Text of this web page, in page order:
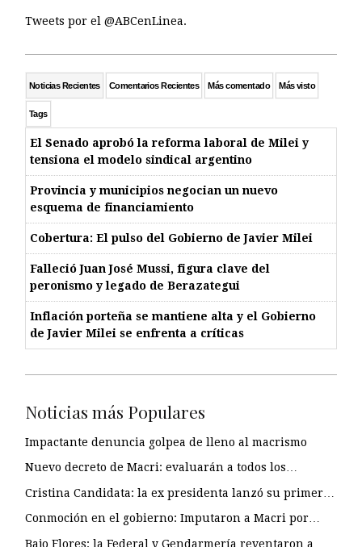
Tweets por el @ABCenLinea.
Noticias Recientes Comentarios Recientes Más comentado Más visto
Tags
El Senado aprobó la reforma laboral de Milei y
tensiona el modelo sindical argentino
Provincia y municipios negocian un nuevo
esquema de financiamiento
Cobertura: El pulso del Gobierno de Javier Milei
Falleció Juan José Mussi, figura clave del
peronismo y legado de Berazategui
Inflación porteña se mantiene alta y el Gobierno
de Javier Milei se enfrenta a críticas
Noticias más Populares
Impactante denuncia golpea de lleno al macrismo
Nuevo decreto de Macri: evaluarán a todos los…
Cristina Candidata: la ex presidenta lanzó su primer…
Conmoción en el gobierno: Imputaron a Macri por…
Bajo Flores: la Federal y Gendarmería reventaron a…